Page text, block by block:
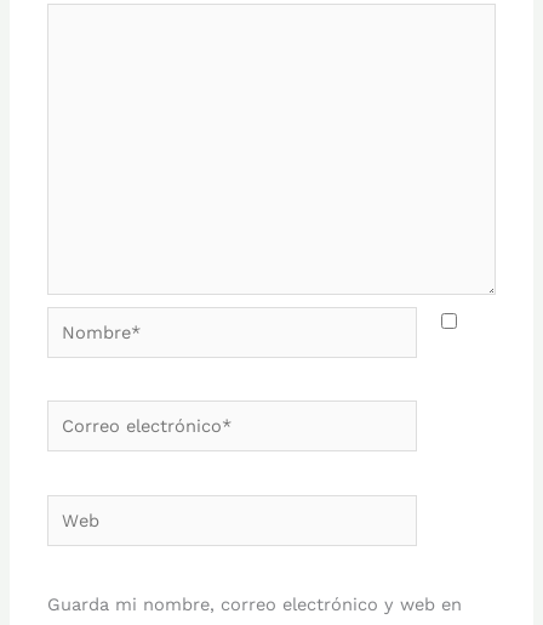
Nombre*
Correo
electrónico*
Web
Guarda mi nombre, correo electrónico y web en